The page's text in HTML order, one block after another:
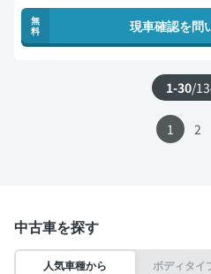
無
料
現車確認を問
1-30/
1 2
中古車を探す
人気車種から ボディタイ